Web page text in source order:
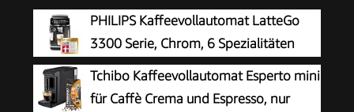
PHILIPS Kaffeevollautomat LatteGo
3300 Serie, Chrom, 6 Spezialitäten
Tchibo Kaffeevollautomat Esperto mini
für Caffè Crema und Espresso, nur